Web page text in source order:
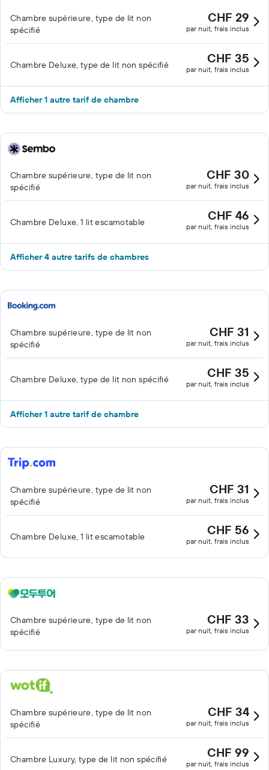
Chambre supérieure, type de lit non
spécifié
CHF 29
par nuit, frais inclus
Chambre Deluxe, type de lit non spécifié CHF 35
par nuit, frais inclus
Afficher 1 autre tarif de chambre
Chambre supérieure, type de lit non
spécifié
CHF 30
par nuit, frais inclus
Chambre Deluxe, 1 lit escamotable CHF 46
par nuit, frais inclus
Afficher 4 autre tarifs de chambres
Chambre supérieure, type de lit non
spécifié
CHF 31
par nuit, frais inclus
Chambre Deluxe, type de lit non spécifié CHF 35
par nuit, frais inclus
Afficher 1 autre tarif de chambre
Chambre supérieure, type de lit non
spécifié
CHF 31
par nuit, frais inclus
Chambre Deluxe, 1 lit escamotable CHF 56
par nuit, frais inclus
Chambre supérieure, type de lit non
spécifié
CHF 33
par nuit, frais inclus
Chambre supérieure, type de lit non
spécifié
CHF 34
par nuit, frais inclus
Chambre Luxury, type de lit non spécifié CHF 99
par nuit, frais inclus